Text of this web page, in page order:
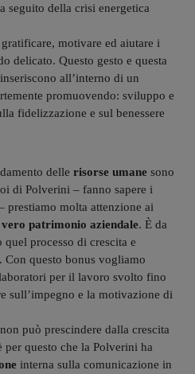
seguito della crisi energetica
motivare ed aiutare i
delicato. Questo gesto e questa
all’interno di un
promuovendo: sviluppo e
fidelizzazione e sul benessere
delle risorse umane sono
di Polverini – fanno sapere i
prestiamo molta attenzione ai
vero patrimonio aziendale. È da
processo di crescita e
Con questo bonus vogliamo
per il lavoro svolto fino
sull’impegno e la motivazione di
può prescindere dalla crescita
questo che la Polverini ha
interna sulla comunicazione in